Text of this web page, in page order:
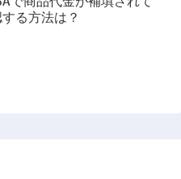
る方法は？